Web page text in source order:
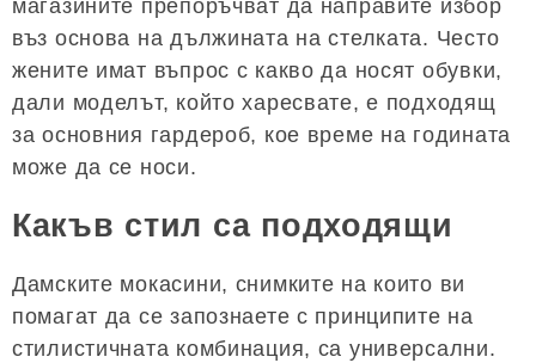
магазините препоръчват да направите избор
въз основа на дължината на стелката. Често
жените имат въпрос с какво да носят обувки,
дали моделът, който харесвате, е подходящ
за основния гардероб, кое време на годината
може да се носи.
Какъв стил са подходящи
Дамските мокасини, снимките на които ви
помагат да се запознаете с принципите на
стилистичната комбинация, са универсални.